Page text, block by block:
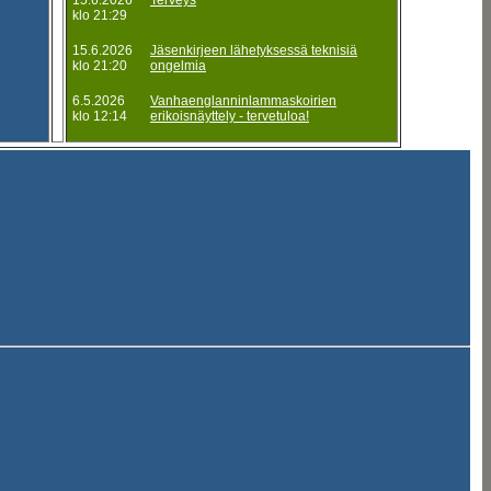
klo 21:29
15.6.2026
klo 21:20
Jäsenkirjeen lähetyksessä teknisiä
ongelmia
6.5.2026
klo 12:14
Vanhaenglanninlammaskoirien
erikoisnäyttely - tervetuloa!